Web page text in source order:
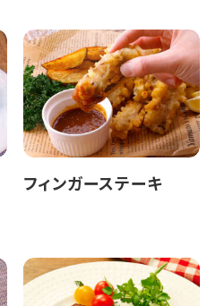
フィンガーステーキ